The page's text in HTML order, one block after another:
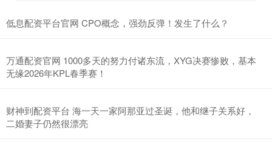
低息配资平台官网 CPO概念，强劲反弹！发生了什么？
万通配资官网 1000多天的努力付诸东流，XYG决赛惨败，基本
无缘2026年KPL春季赛！
财神到配资平台 海一天一家阿那亚过圣诞，他和继子关系好，
二婚妻子仍然很漂亮